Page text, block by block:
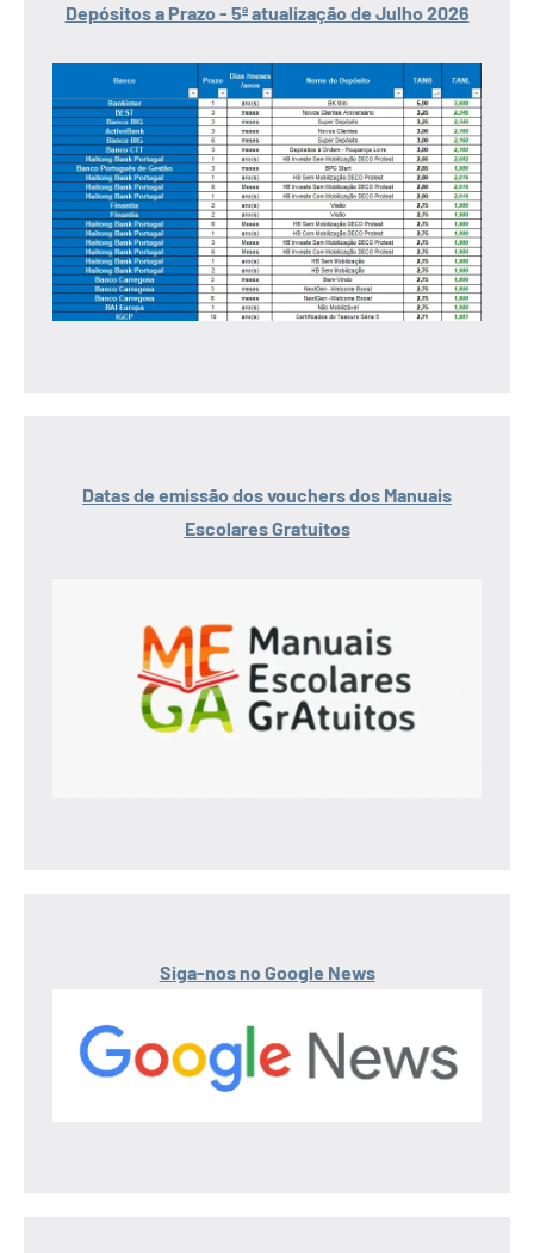
Depósitos a Prazo - 5ª atualização de Julho 2026
Datas de emissão dos vouchers dos Manuais
Escolares Gratuitos
Siga-nos no Google News